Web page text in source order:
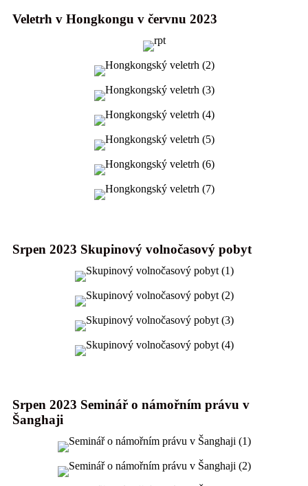
Veletrh v Hongkongu v červnu 2023
Srpen 2023 Skupinový volnočasový pobyt
Srpen 2023 Seminář o námořním právu v
Šanghaji